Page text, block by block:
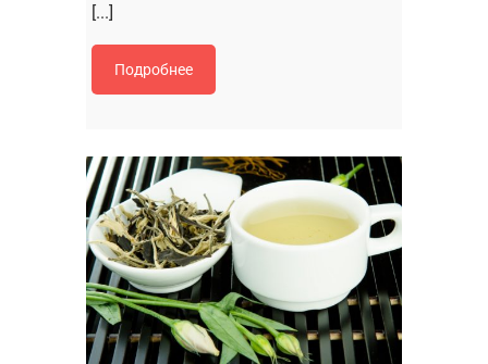
[...]
Подробнее